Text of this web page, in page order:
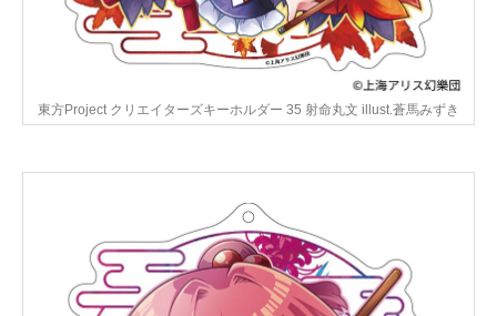
東方Project クリエイターズキーホルダー 35 射命丸文 illust.蒼馬みずき